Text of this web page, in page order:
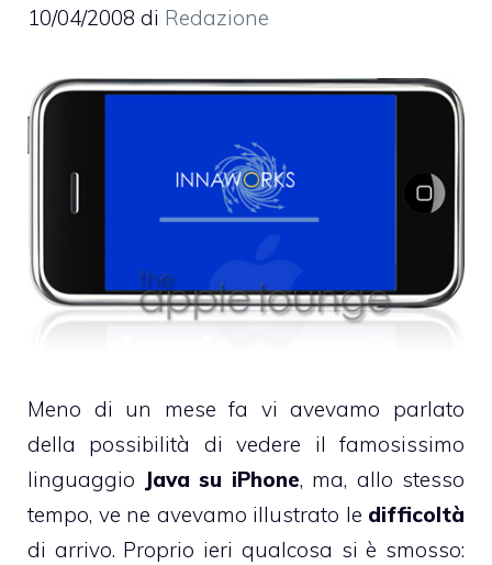
10/04/2008 di Redazione
Meno di un mese fa vi avevamo parlato
della possibilità di vedere il famosissimo
linguaggio Java su iPhone, ma, allo stesso
tempo, ve ne avevamo illustrato le difficoltà
di arrivo. Proprio ieri qualcosa si è smosso: